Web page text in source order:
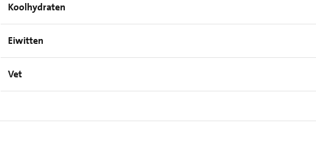
Koolhydraten
Eiwitten
Vet